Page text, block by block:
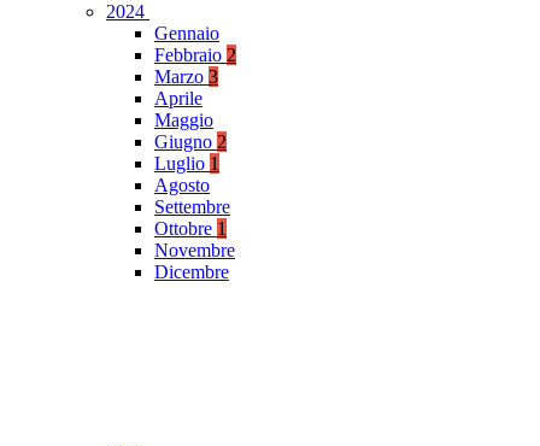
2024
Gennaio
Febbraio 2
Marzo 3
Aprile
Maggio
Giugno 2
Luglio 1
Agosto
Settembre
Ottobre 1
Novembre
Dicembre